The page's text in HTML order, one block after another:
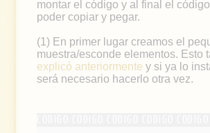
montar el código y al final el
poder copiar y pegar.
(1) En primer lugar creamos el
muestra/esconde elementos. Esto
explicó anteriormente y si ya lo
será necesario hacerlo otra vez.